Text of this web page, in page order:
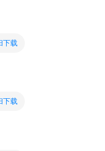
下载
下载